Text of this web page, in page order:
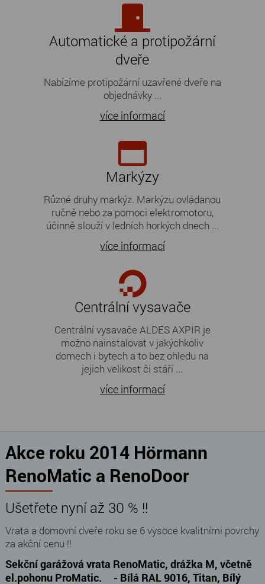
Automatické a protipožární
dveře
Nabízíme protipožární uzavřené dveře na
objednávky ...
více informací
Markýzy
Různé druhy markýz. Markýzu ovládanou
ručně nebo za pomoci elektromotoru,
účinně slouží v ledních horkých dnech ...
více informací
Centrální vysavače
Centrální vysavače ALDES AXPIR je
možno nainstalovat v jakýchkoliv
domech i bytech a to bez ohledu na
jejich velikost či stáří ...
více informací
Akce roku 2014 Hörmann
RenoMatic a RenoDoor
Ušetřete nyní až 30 % !!
Vrata a domovní dveře roku se 6 vysoce kvalitními povrchy
za akční cenu !!
Sekční garážová vrata RenoMatic, drážka M, včetně
el.pohonu ProMatic. - Bílá RAL 9016, Titan, Bílý